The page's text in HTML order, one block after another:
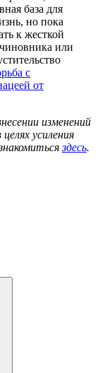
база для
но пока
к жесткой
или
с
от
изменений
усиления
здесь.